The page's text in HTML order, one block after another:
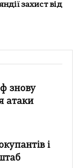
захист від
знову
атаки
і